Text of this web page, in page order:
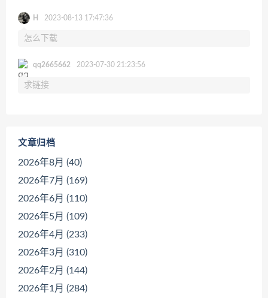
H 2023-08-13 17:47:36
怎么下载
qq2665662 2023-07-30 21:23:56
求链接
文章归档
2026年8月 (40)
2026年7月 (169)
2026年6月 (110)
2026年5月 (109)
2026年4月 (233)
2026年3月 (310)
2026年2月 (144)
2026年1月 (284)